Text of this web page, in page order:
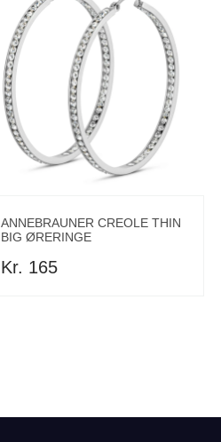
ANNEBRAUNER CREOLE THIN
BIG ØRERINGE
Kr. 165